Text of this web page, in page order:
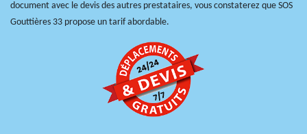
document avec le devis des autres prestataires, vous constaterez que SOS
Gouttières 33 propose un tarif abordable.